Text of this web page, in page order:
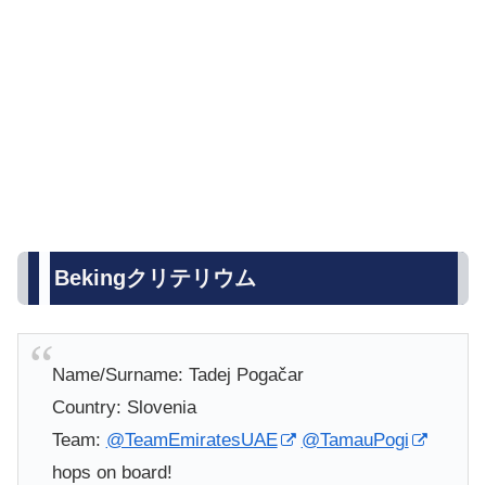
Bekingクリテリウム
Name/Surname: Tadej Pogačar
Country: Slovenia
Team: @TeamEmiratesUAE
@TamauPogi
hops on board!